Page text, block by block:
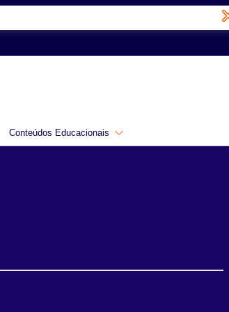
Conteúdos Educacionais